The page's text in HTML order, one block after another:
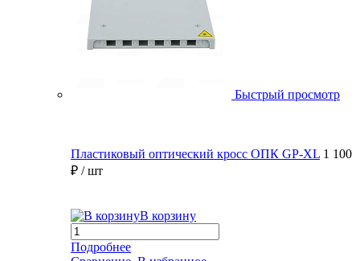
Быстрый просмотр
Пластиковый оптический кросс ОПК GP-XL 1 100
₽ / шт
В корзину
Подробнее